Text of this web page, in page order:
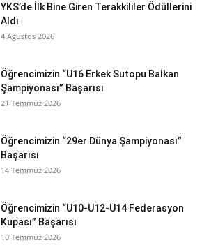
YKS’de İlk Bine Giren Terakkililer Ödüllerini
Aldı
4 Ağustos 2026
Öğrencimizin “U16 Erkek Sutopu Balkan
Şampiyonası” Başarısı
21 Temmuz 2026
Öğrencimizin “29er Dünya Şampiyonası”
Başarısı
14 Temmuz 2026
Öğrencimizin “U10-U12-U14 Federasyon
Kupası” Başarısı
10 Temmuz 2026